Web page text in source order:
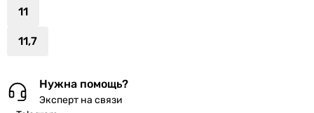
11
11,7
Нужна помощь?
Эксперт на связи